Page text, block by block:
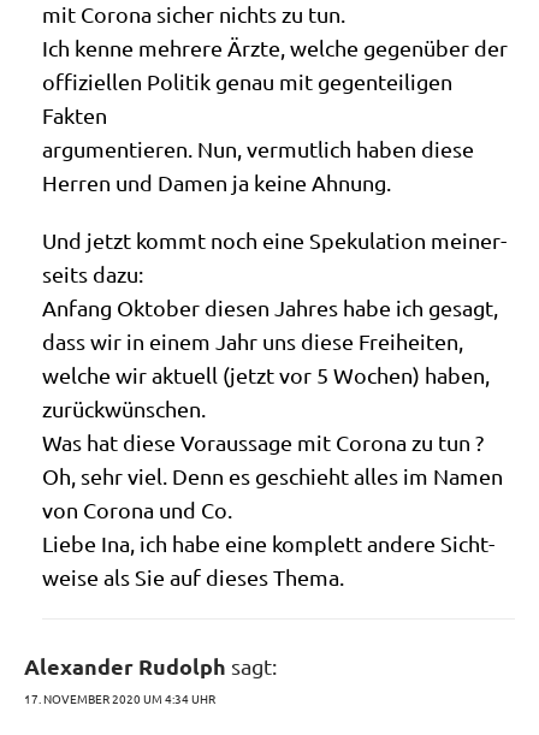
mit Coro­na sicher nichts zu tun.
Ich ken­ne meh­re­re Ärz­te, wel­che gegen­über der
offi­zi­el­len Poli­tik genau mit gegen­tei­li­gen
Fakten
argu­men­tie­ren. Nun, ver­mut­lich haben die­se
Her­ren und Damen ja kei­ne Ahnung.
Und jetzt kommt noch eine Spe­ku­la­ti­on mei­ner­
seits dazu:
Anfang Okto­ber die­sen Jah­res habe ich gesagt,
dass wir in einem Jahr uns die­se Freiheiten,
wel­che wir aktu­ell (jetzt vor 5 Wochen) haben,
zurückwünschen.
Was hat die­se Vor­aus­sa­ge mit Coro­na zu tun ?
Oh, sehr viel. Denn es geschieht alles im Namen
von Coro­na und Co.
Lie­be Ina, ich habe eine kom­plett ande­re Sicht­
wei­se als Sie auf die­ses Thema.
Alexander Rudolph sagt:
17. NOVEMBER 2020 UM 4:34 UHR